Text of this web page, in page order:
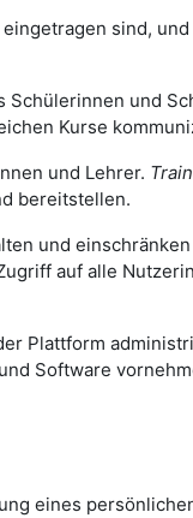
sind,
Schülerinnen und
Kurse
und Lehrer.
bereitstellen.
und
auf alle
Plattform
Software
eines